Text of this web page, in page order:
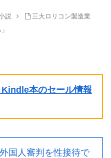
説
三大ロリコン製造業
Kindle本のセール情報
国人審判を性接待で